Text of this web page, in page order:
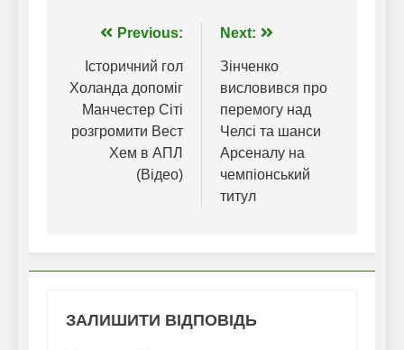
Навігація
записів
Previous:
Історичний гол
Холанда допоміг
Манчестер Сіті
розгромити Вест
Хем в АПЛ
(Відео)
Next:
Зінченко
висловився про
перемогу над
Челсі та шанси
Арсеналу на
чемпіонський
титул
ЗАЛИШИТИ ВІДПОВІДЬ